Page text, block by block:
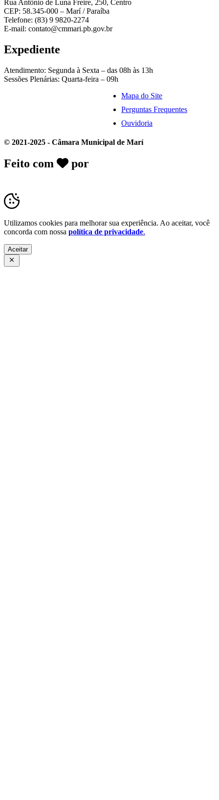
Rua Antônio de Luna Freire, 250, Centro
CEP: 58.345-000 – Marí / Paraíba
Telefone: (83) 9 9820-2274
E-mail: contato@cmmari.pb.gov.br
Expediente
Atendimento: Segunda à Sexta – das 08h às 13h
Sessões Plenárias: Quarta-feira – 09h
Mapa do Site
Perguntas Frequentes
Ouvidoria
© 2021-2025 - Câmara Municipal de Marí
Feito com por
Utilizamos cookies para melhorar sua experiência. Ao aceitar, você
concorda com nossa política de privacidade.
Aceitar